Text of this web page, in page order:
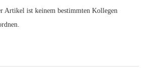
Artikel ist keinem bestimmten Kollegen